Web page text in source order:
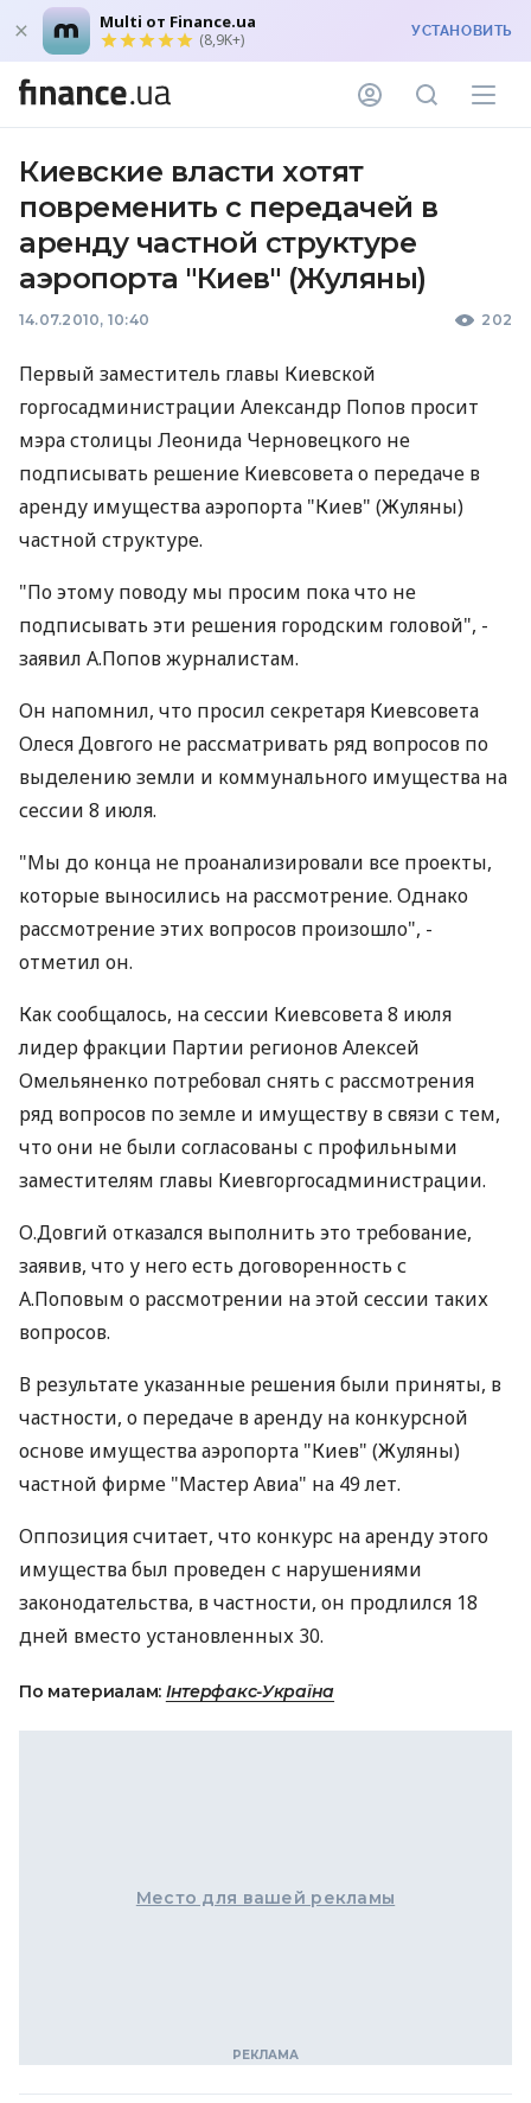
Multi от Finance.ua
(8,9K+) УСТАНОВИТЬ
Киевские власти хотят
повременить с передачей в
аренду частной структуре
аэропорта "Киев" (Жуляны)
14.07.2010, 10:40 202
Первый заместитель главы Киевской
горгосадминистрации Александр Попов просит
мэра столицы Леонида Черновецкого не
подписывать решение Киевсовета о передаче в
аренду имущества аэропорта "Киев" (Жуляны)
частной структуре.
"По этому поводу мы просим пока что не
подписывать эти решения городским головой", -
заявил А.Попов журналистам.
Он напомнил, что просил секретаря Киевсовета
Олеся Довгого не рассматривать ряд вопросов по
выделению земли и коммунального имущества на
сессии 8 июля.
"Мы до конца не проанализировали все проекты,
которые выносились на рассмотрение. Однако
рассмотрение этих вопросов произошло", -
отметил он.
Как сообщалось, на сессии Киевсовета 8 июля
лидер фракции Партии регионов Алексей
Омельяненко потребовал снять с рассмотрения
ряд вопросов по земле и имуществу в связи с тем,
что они не были согласованы с профильными
заместителям главы Киевгоргосадминистрации.
О.Довгий отказался выполнить это требование,
заявив, что у него есть договоренность с
А.Поповым о рассмотрении на этой сессии таких
вопросов.
В результате указанные решения были приняты, в
частности, о передаче в аренду на конкурсной
основе имущества аэропорта "Киев" (Жуляны)
частной фирме "Мастер Авиа" на 49 лет.
Оппозиция считает, что конкурс на аренду этого
имущества был проведен с нарушениями
законодательства, в частности, он продлился 18
дней вместо установленных 30.
По материалам: Інтерфакс-Україна
Место для вашей рекламы